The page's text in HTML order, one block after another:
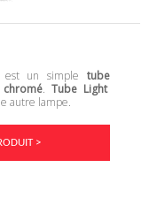
un simple tube
. Tube Light
autre lampe.
>